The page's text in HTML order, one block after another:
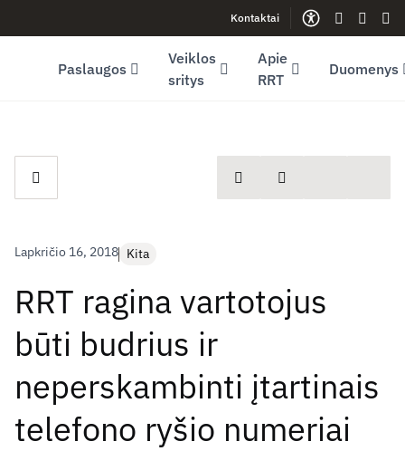
Youtube (opens in new window)Kontaktai
Gestų
Paslaugos
Veiklos
sritys
Apie
RRT
Duomenys
spausdintiDalintis
Lapkričio 16, 2018 Kita
RRT ragina vartotojus
būti budrius ir
neperskambinti įtartinais
telefono ryšio numeriai